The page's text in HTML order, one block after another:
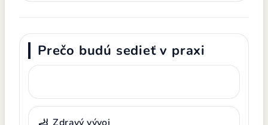
Prečo budú sedieť v praxi
🦶 Zdravý vývoj